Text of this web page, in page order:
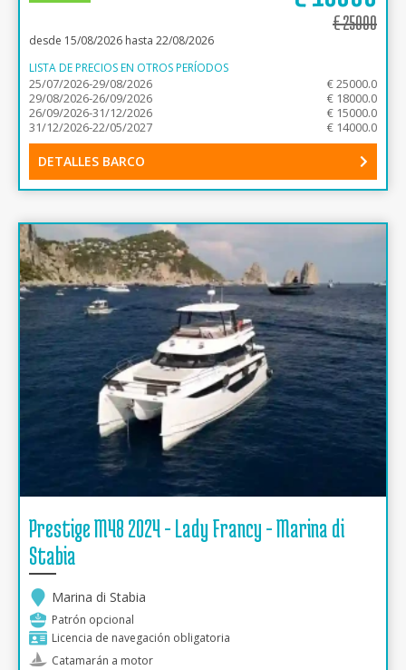
€25000
desde 15/08/2026 hasta 22/08/2026
LISTA DE PRECIOS EN OTROS PERÍODOS
25/07/2026-29/08/2026
€ 25000.0
29/08/2026-26/09/2026
€ 18000.0
26/09/2026-31/12/2026
€ 15000.0
31/12/2026-22/05/2027
€ 14000.0
DETALLES BARCO
Prestige M48 2024 - Lady Francy - Marina di
Stabia
Marina di Stabia
Patrón opcional
Licencia de navegación obligatoria
Catamarán a motor